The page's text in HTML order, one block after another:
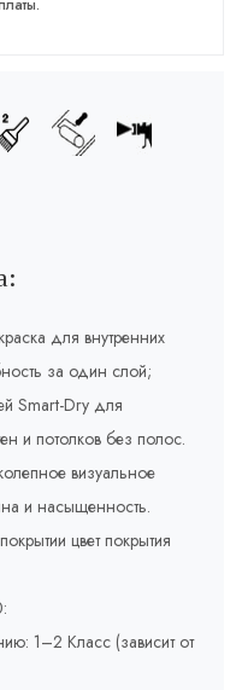
для внутренних
за один слой;
Smart-Dry для
и потолков без полос.
визуальное
и насыщенность.
цвет покрытия
1–2 Класс (зависит от